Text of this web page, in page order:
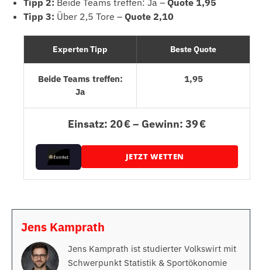
Tipp 3: Über 2,5 Tore – Quote 2,10
Experten Tipp Beste Quote
Beide Teams treffen:
Ja
1,95
Einsatz: 20 € – Gewinn: 39 €
JETZT WETTEN
Jens Kamprath
Jens Kamprath ist studierter Volkswirt mit
Schwerpunkt Statistik & Sportökonomie